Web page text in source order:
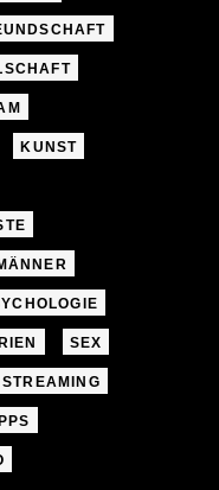
KUNST
SEX
STREAMING